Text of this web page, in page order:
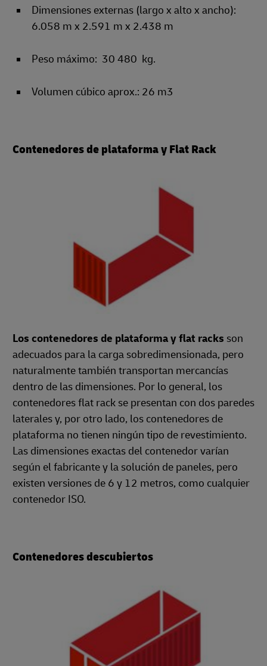
Dimensiones externas (largo x alto x ancho):
6.058 m x 2.591 m x 2.438 m
Peso máximo: 30 480 kg.
Volumen cúbico aprox.: 26 m3
Contenedores de plataforma y Flat Rack
Los contenedores de plataforma y flat racks son
adecuados para la carga sobredimensionada, pero
naturalmente también transportan mercancías
dentro de las dimensiones. Por lo general, los
contenedores flat rack se presentan con dos paredes
laterales y, por otro lado, los contenedores de
plataforma no tienen ningún tipo de revestimiento.
Las dimensiones exactas del contenedor varían
según el fabricante y la solución de paneles, pero
existen versiones de 6 y 12 metros, como cualquier
contenedor ISO.
Contenedores descubiertos